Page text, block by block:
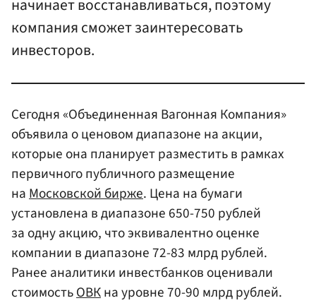
начинает восстанавливаться, поэтому
компания сможет заинтересовать
инвесторов.
Сегодня «Объединенная Вагонная Компания»
объявила о ценовом диапазоне на акции,
которые она планирует разместить в рамках
первичного публичного размещение
наМосковской бирже. Цена на бумаги
установлена в диапазоне 650-750 рублей
за одну акцию, что эквивалентно оценке
компании в диапазоне 72-83 млрд рублей.
Ранее аналитики инвестбанков оценивали
стоимостьОВКна уровне 70-90 млрд рублей.